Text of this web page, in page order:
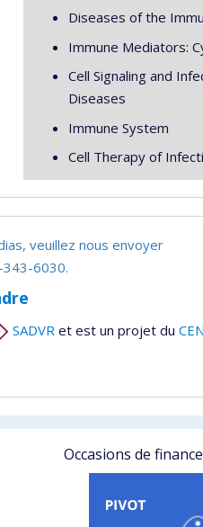
Diseases of the
Immune Mediators:
Cell Signaling and
Diseases
Immune System
Cell Therapy of
veuillez nous envoyer
6030.
SADVR et est un projet du
Occasions de